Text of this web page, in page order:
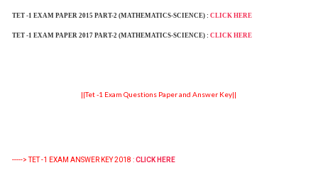
TET -1 EXAM PAPER 2015 PART-2 (MATHEMATICS-SCIENCE) : CLICK HERE
TET -1 EXAM PAPER 2017 PART-2 (MATHEMATICS-SCIENCE) : CLICK HERE
||Tet -1 Exam Questions Paper and Answer Key||
-----> TET -1 EXAM ANSWER KEY 2018 :CLICK HERE